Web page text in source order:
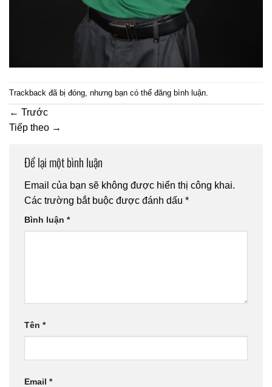
Trackback đã bị đóng, nhưng bạn có thể đăng bình luận
← Trước
Tiếp theo →
Để lại một bình luận
Email của bạn sẽ không được hiển thị công khai.
Các trường bắt buộc được đánh dấu *
Bình luận *
Tên *
Email *